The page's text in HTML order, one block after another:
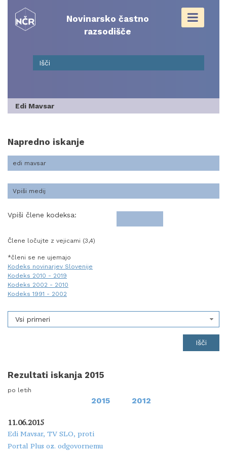
content
Novinarsko častno
razsodišče
Edi Mavsar
Napredno iskanje
Vpiši člene kodeksa:
Člene ločujte z vejicami (3,4)
*členi se ne ujemajo
Kodeks novinarjev Slovenije
Kodeks 2010 - 2019
Kodeks 2002 - 2010
Kodeks 1991 - 2002
Vsi primeri
Rezultati iskanja 2015
po letih
2015 2012
11.06.2015
Edi Mavsar, TV SLO, proti
Portal Plus oz. odgovornemu